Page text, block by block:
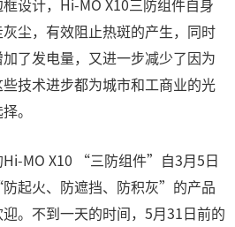
设计，Hi-MO X10三防组件自身
尘，有效阻止热斑的产生，同时
了发电量，又进一步减少了因为
技术进步都为城市和工商业的光
。
Hi-MO X10 “三防组件”自3月5日
起火、防遮挡、防积灰”的产品
。不到一天的时间，5月31日前的